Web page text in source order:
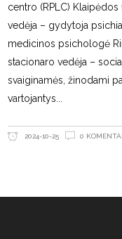
centro (RPLC)
vedėja – gydytoja
medicinos psichologė
stacionaro vedėja –
svaiginamės, žinodami
vartojantys
2024-10-25 0